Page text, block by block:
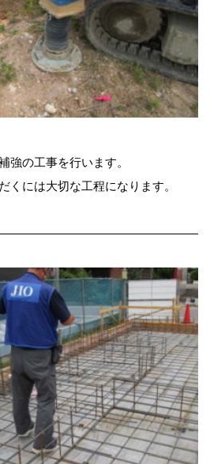
強の工事を行います。
くには大切な工程になります。